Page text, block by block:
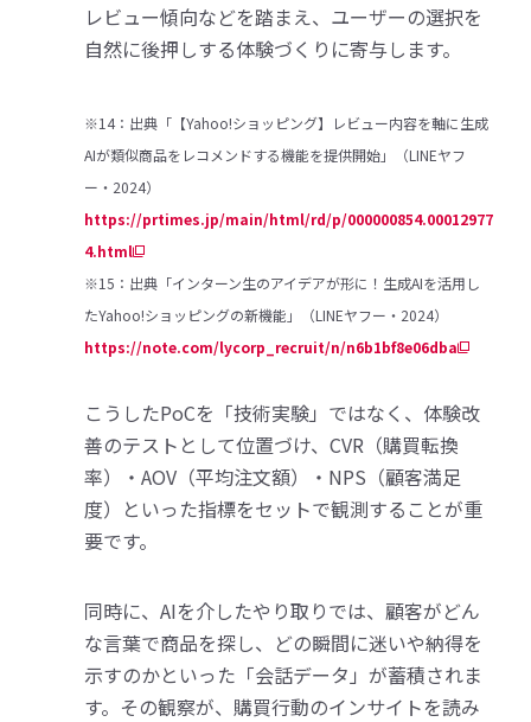
レビュー傾向などを踏まえ、ユーザーの選択を
自然に後押しする体験づくりに寄与します。
※14：出典「【Yahoo!ショッピング】レビュー内容を軸に生成
AIが類似商品をレコメンドする機能を提供開始」（LINEヤフ
ー・2024）
https://prtimes.jp/main/html/rd/p/000000854.00012977
4.html
※15：出典「インターン生のアイデアが形に！生成AIを活用し
たYahoo!ショッピングの新機能」（LINEヤフー・2024）
https://note.com/lycorp_recruit/n/n6b1bf8e06dba
こうしたPoCを「技術実験」ではなく、体験改
善のテストとして位置づけ、CVR（購買転換
率）・AOV（平均注文額）・NPS（顧客満足
度）といった指標をセットで観測することが重
要です。
同時に、AIを介したやり取りでは、顧客がどん
な言葉で商品を探し、どの瞬間に迷いや納得を
示すのかといった「会話データ」が蓄積されま
す。その観察が、購買行動のインサイトを読み